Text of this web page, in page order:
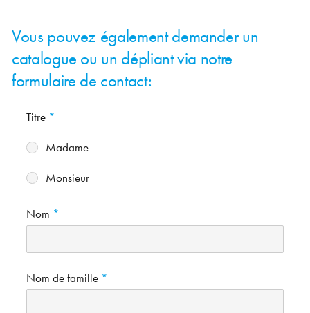
Vous pouvez également demander un
catalogue ou un dépliant via notre
formulaire de contact:
Titre
Madame
Monsieur
Nom
Nom de famille